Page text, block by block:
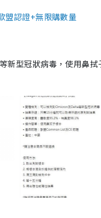
盟認證+無限購數量
新型冠狀病毒，使用鼻拭